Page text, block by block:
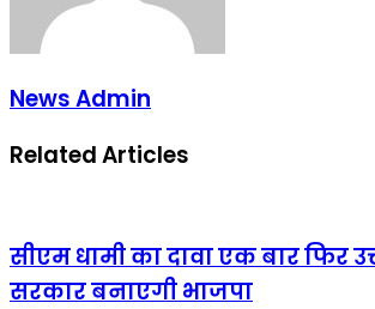
News Admin
Related Articles
सीएम धामी का दावा एक बार फिर
सरकार बनाएगी भाजपा